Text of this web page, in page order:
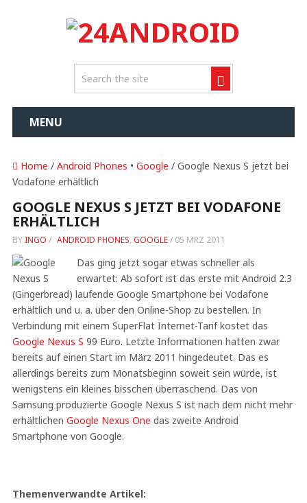
MENU
Home / Android Phones • Google / Google Nexus S jetzt bei
Vodafone erhältlich
GOOGLE NEXUS S JETZT BEI VODAFONE
ERHÄLTLICH
BY INGO / ANDROID PHONES, GOOGLE/ 05 MRZ 2011
Das ging jetzt sogar etwas schneller als
erwartet: Ab sofort ist das erste mit Android 2.3
(Gingerbread) laufende Google Smartphone bei Vodafone
erhältlich und u. a. über den Online-Shop zu bestellen. In
Verbindung mit einem SuperFlat Internet-Tarif kostet das
Google Nexus S 99 Euro. Letzte Informationen hatten zwar
bereits auf einen Start im März 2011 hingedeutet. Das es
allerdings bereits zum Monatsbeginn soweit sein würde, ist
wenigstens ein kleines bisschen überraschend. Das von
Samsung produzierte Google Nexus S ist nach dem nicht mehr
erhältlichen Google Nexus One das zweite Android
Smartphone von Google.
Themenverwandte Artikel: